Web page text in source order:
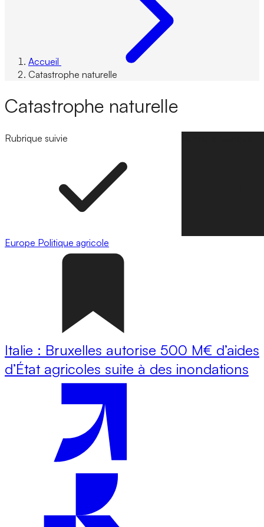
Accueil
Catastrophe naturelle
Catastrophe naturelle
Rubrique suivie
Europe Politique agricole
Italie : Bruxelles autorise 500 M€ d’aides
d’État agricoles suite à des inondations